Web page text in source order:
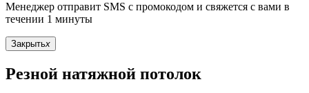
Менеджер отправит SMS с промокодом и свяжется с вами в
течении 1 минуты
Закрытьx
Резной натяжной потолок